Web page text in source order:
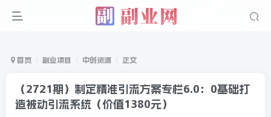
首页 副业项目 中创资源 正文
（2721期）制定精准引流方案专栏6.0：0基础打
造被动引流系统（价值1380元）